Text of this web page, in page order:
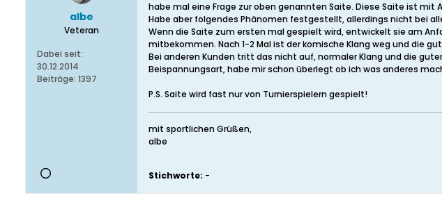
albe
Veteran
Dabei seit:
30.12.2014
Beiträge: 1397
habe mal eine Frage zur oben genannten Saite. Diese Saite ist
Habe aber folgendes Phänomen festgestellt, allerdings nicht bei
Wenn die Saite zum ersten mal gespielt wird, entwickelt sie am
mitbekommen. Nach 1-2 Mal ist der komische Klang weg und die
Bei anderen Kunden tritt das nicht auf, normaler Klang und die
Beispannungsart, habe mir schon überlegt ob ich was anderes
P.S. Saite wird fast nur von Turnierspielern gespielt!
mit sportlichen Grüßen,
albe
Stichworte: -